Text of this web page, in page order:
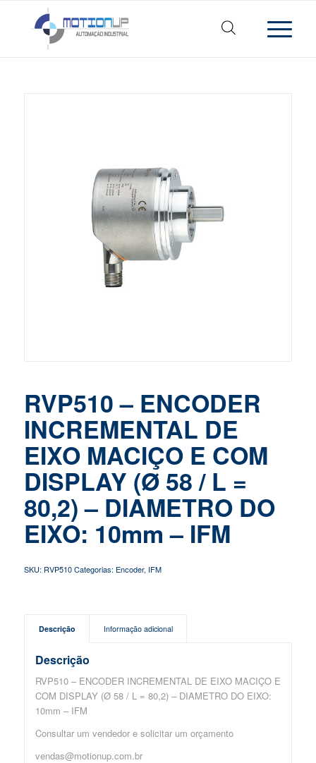
RVP510 – ENCODER
INCREMENTAL DE
EIXO MACIÇO E COM
DISPLAY (Ø 58 / L =
80,2) – DIAMETRO DO
EIXO: 10mm – IFM
SKU: RVP510 Categorias: Encoder, IFM
Descrição Informação adicional
Descrição
RVP510 – ENCODER INCREMENTAL DE EIXO MACIÇO E
COM DISPLAY (Ø 58 / L = 80,2) – DIAMETRO DO EIXO:
10mm – IFM
Consultar um vendedor e solicitar um orçamento
vendas@motionup.com.br